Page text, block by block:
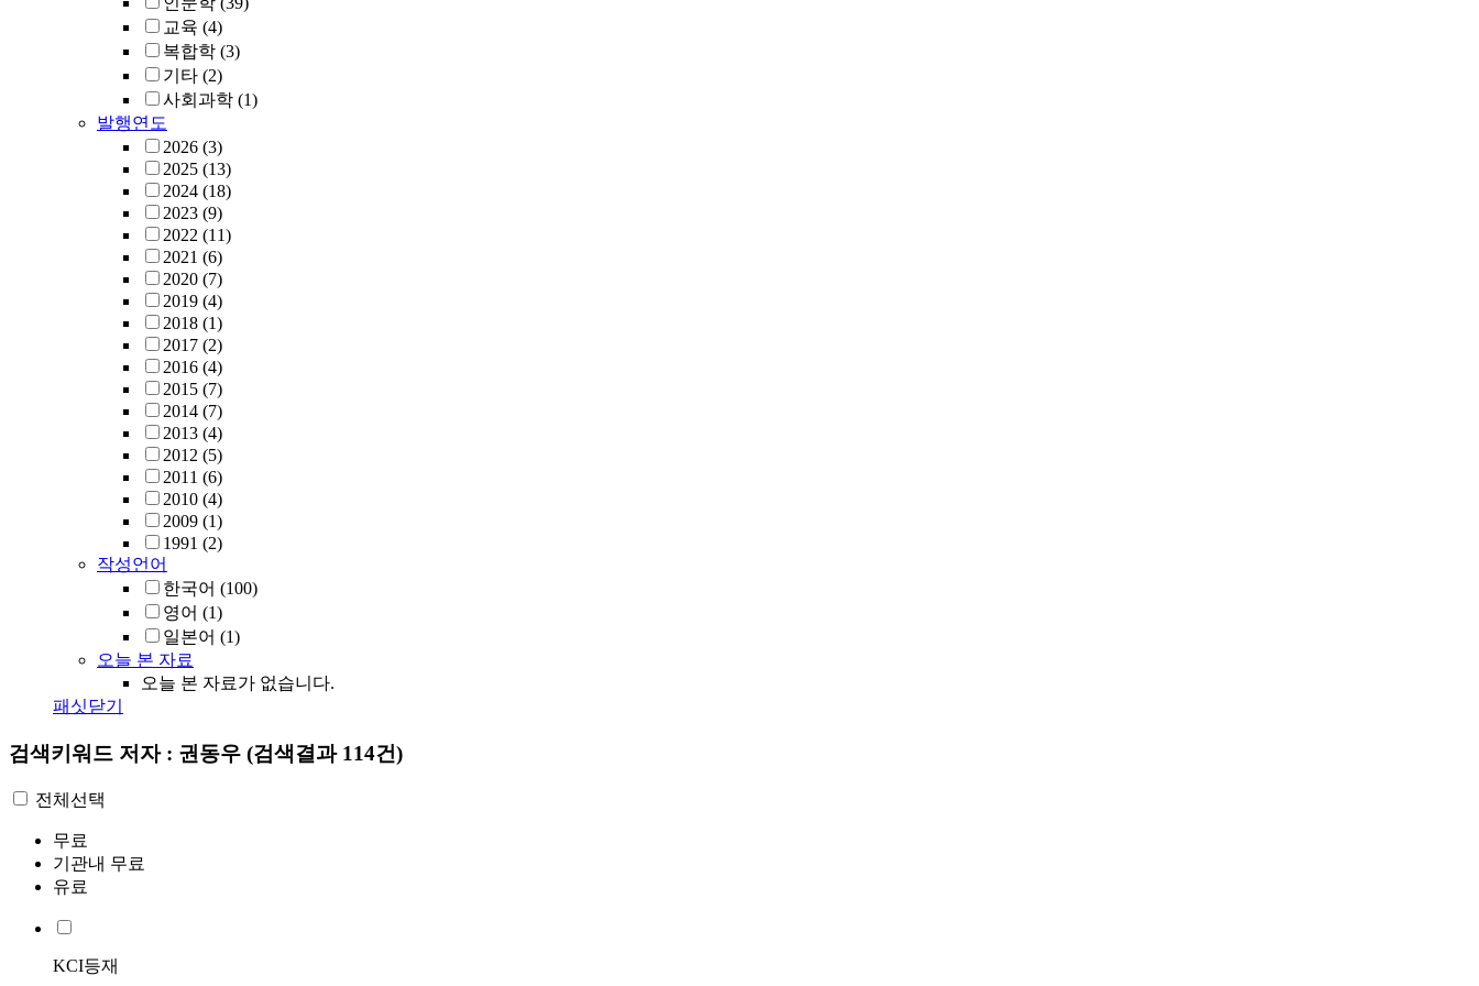
교육 (4)
복합학 (3)
기타 (2)
사회과학 (1)
발행연도
2026 (3)
2025 (13)
2024 (18)
2023 (9)
2022 (11)
2021 (6)
2020 (7)
2019 (4)
2018 (1)
2017 (2)
2016 (4)
2015 (7)
2014 (7)
2013 (4)
2012 (5)
2011 (6)
2010 (4)
2009 (1)
1991 (2)
작성언어
한국어 (100)
영어 (1)
일본어 (1)
오늘 본 자료
오늘 본 자료가 없습니다.
패싯닫기
검색키워드 저자 : 권동우 (검색결과 114건)
전체선택
무료
기관내 무료
유료
KCI등재